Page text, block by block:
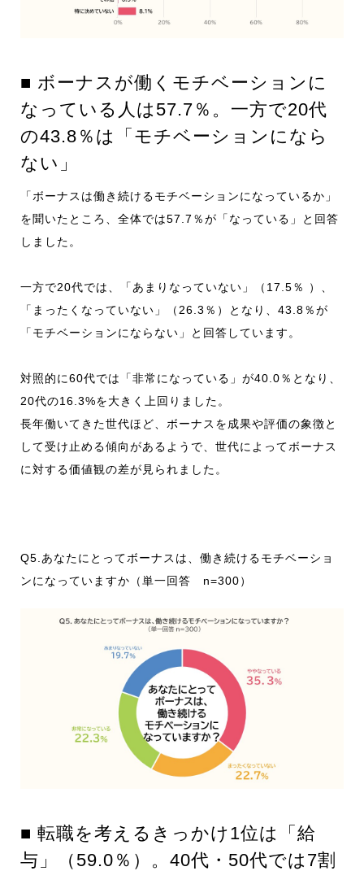
■ ボーナスが働くモチベーションに
なっている人は57.7％。一方で20代
の43.8％は「モチベーションになら
ない」
「ボーナスは働き続けるモチベーションになっているか」
を聞いたところ、全体では57.7％が「なっている」と回答
しました。
一方で20代では、「あまりなっていない」（17.5％ ）、
「まったくなっていない」（26.3％）となり、43.8％が
「モチベーションにならない」と回答しています。
対照的に60代では「非常になっている」が40.0％となり、
20代の16.3%を大きく上回りました。
長年働いてきた世代ほど、ボーナスを成果や評価の象徴と
して受け止める傾向があるようで、世代によってボーナス
に対する価値観の差が見られました。
Q5.あなたにとってボーナスは、働き続けるモチベーショ
ンになっていますか（単一回答 n=300）
■ 転職を考えるきっかけ1位は「給
与」（59.0％）。40代・50代では7割